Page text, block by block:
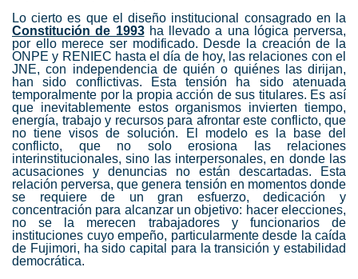
Lo cierto es que el diseño institucional consagrado en la
Constitución de 1993ha llevado a una lógica perversa,
por ello merece ser modificado. Desde la creación de la
ONPE y RENIEC hasta el día de hoy, las relaciones con el
JNE, con independencia de quién o quiénes las dirijan,
han sido conflictivas. Esta tensión ha sido atenuada
temporalmente por la propia acción de sus titulares. Es así
que inevitablemente estos organismos invierten tiempo,
energía, trabajo y recursos para afrontar este conflicto, que
no tiene visos de solución. El modelo es la base del
conflicto, que no solo erosiona las relaciones
interinstitucionales, sino las interpersonales, en donde las
acusaciones y denuncias no están descartadas. Esta
relación perversa, que genera tensión en momentos donde
se requiere de un gran esfuerzo, dedicación y
concentración para alcanzar un objetivo: hacer elecciones,
no se la merecen trabajadores y funcionarios de
instituciones cuyo empeño, particularmente desde la caída
de Fujimori, ha sido capital para la transición y estabilidad
democrática.